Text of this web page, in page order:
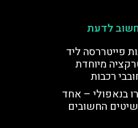
לדעת
פייטררסה ליד
מיוחדת
רכבות
בנאפולי – אחד
החשובים